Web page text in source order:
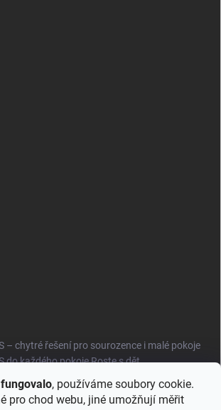
, používáme soubory cookie.
pro chod webu, jiné umožňují měřit
– chytré řešení pro sourozence i malé pokoje
do každého pokoje Roste s dět...
– ideální řešení pro malé prostory i